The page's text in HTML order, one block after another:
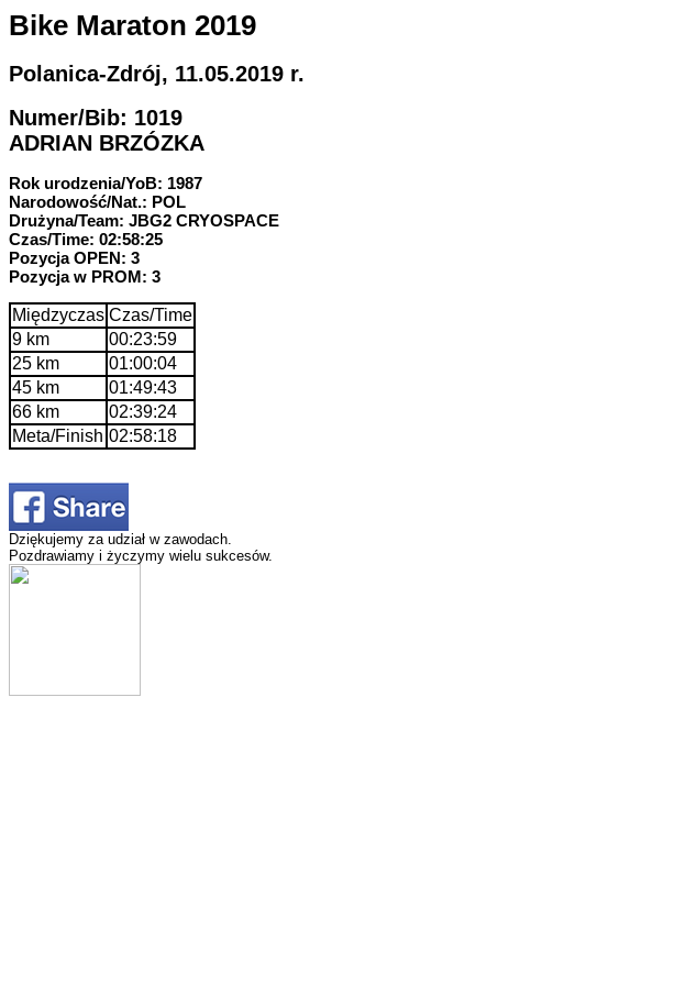
Bike Maraton 2019
Polanica-Zdrój, 11.05.2019 r.
Numer/Bib: 1019
ADRIAN BRZÓZKA
Rok urodzenia/YoB: 1987
Narodowość/Nat.: POL
Drużyna/Team: JBG2 CRYOSPACE
Czas/Time: 02:58:25
Pozycja OPEN: 3
Pozycja w PROM: 3
Międzyczas Czas/Time
9 km
00:23:59
25 km
01:00:04
45 km
01:49:43
66 km
02:39:24
Meta/Finish 02:58:18
Dziękujemy za udział w zawodach.
Pozdrawiamy i życzymy wielu sukcesów.